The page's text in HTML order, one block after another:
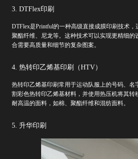
3. DTFlex印刷
DTFlex是Printful的一种高级直接成膜印刷技术，
聚酯纤维、尼龙等。这种技术可以实现更精细的
合需要高质量和细节的复杂图案。
4. 热转印乙烯基印刷（HTV）
热转印乙烯基印刷常用于运动队服上的号码、名
割彩色热转印乙烯基材料，并使用热压机将其转
耐高温的面料，如棉、聚酯纤维和混纺面料。
5. 升华印刷